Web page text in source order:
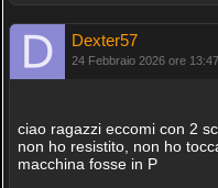
Dexter57
24 Febbraio 2026 ore 13:47
ciao ragazzi eccomi con 2
non ho resistito, non ho
macchina fosse in P